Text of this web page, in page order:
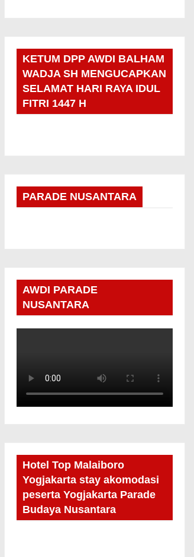
KETUM DPP AWDI BALHAM
WADJA SH MENGUCAPKAN
SELAMAT HARI RAYA IDUL
FITRI 1447 H
PARADE NUSANTARA
AWDI PARADE
NUSANTARA
Hotel Top Malaiboro
Yogjakarta stay akomodasi
peserta Yogjakarta Parade
Budaya Nusantara